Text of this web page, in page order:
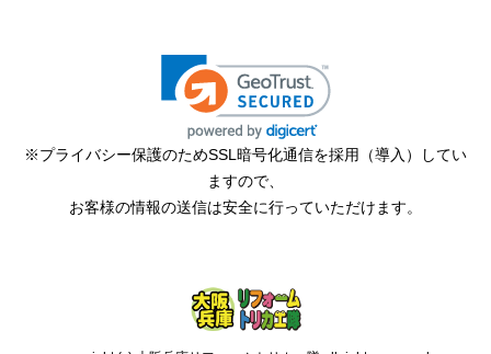
※プライバシー保護のためSSL暗号化通信を採用（導入）してい
ますので、
お客様の情報の送信は安全に行っていただけます。